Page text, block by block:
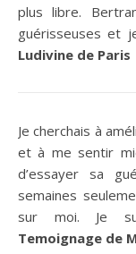
plus libre.
guérisseuses et
Ludivine de Paris
Je cherchais à
et à me sentir
d’essayer sa
semaines
sur moi. Je
Temoignage de